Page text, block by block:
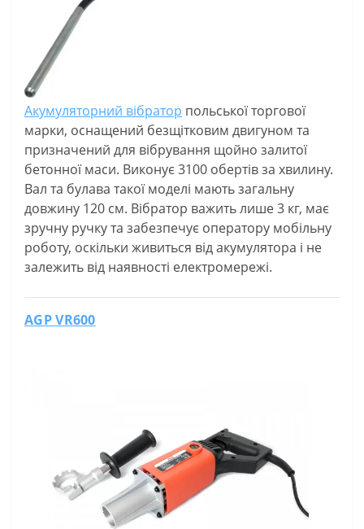
Акумуляторний вібратор польської торгової
марки, оснащений безщітковим двигуном та
призначений для вібрування щойно залитої
бетонної маси. Виконує 3100 обертів за хвилину.
Вал та булава такої моделі мають загальну
довжину 120 см. Вібратор важить лише 3 кг, має
зручну ручку та забезпечує оператору мобільну
роботу, оскільки живиться від акумулятора і не
залежить від наявності електромережі.
AGP VR600